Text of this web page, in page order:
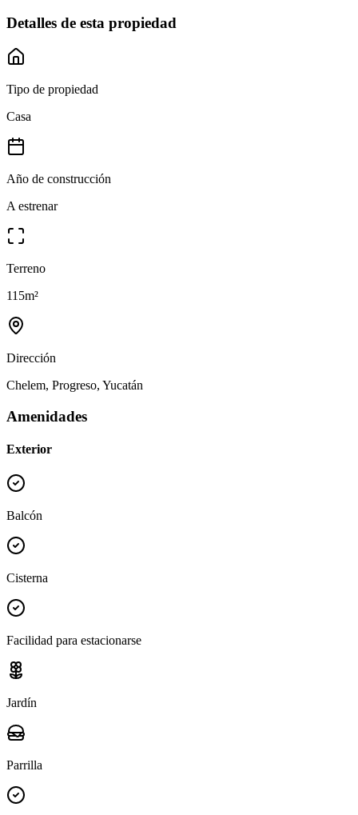
Detalles de esta propiedad
Tipo de propiedad
Casa
Año de construcción
A estrenar
Terreno
115m²
Dirección
Chelem, Progreso, Yucatán
Amenidades
Exterior
Balcón
Cisterna
Facilidad para estacionarse
Jardín
Parrilla